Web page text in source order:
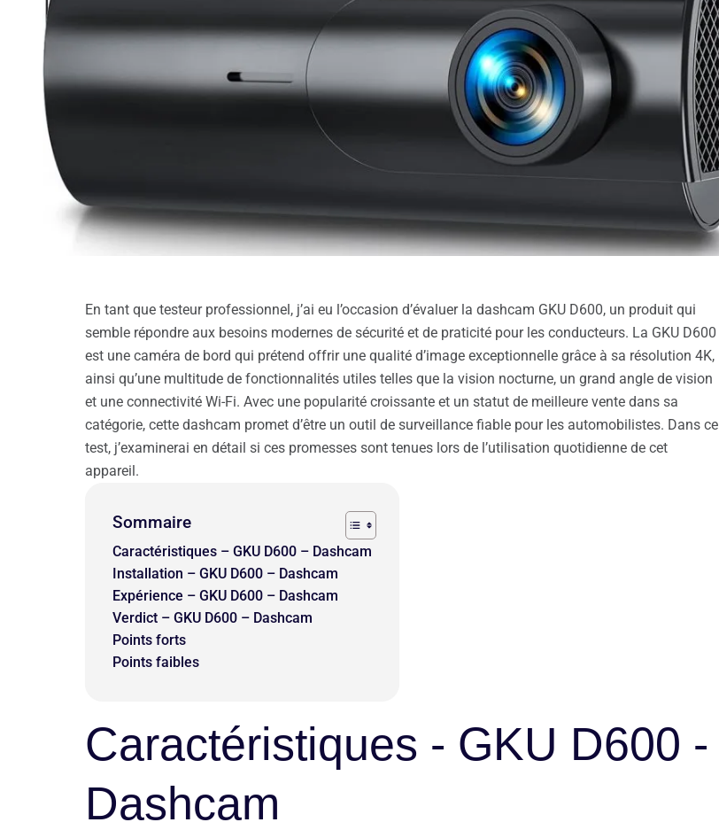
En tant que testeur professionnel, j’ai eu l’occasion d’évaluer la dashcam GKU D600, un produit qui
semble répondre aux besoins modernes de sécurité et de praticité pour les conducteurs. La GKU D600
est une caméra de bord qui prétend offrir une qualité d’image exceptionnelle grâce à sa résolution 4K,
ainsi qu’une multitude de fonctionnalités utiles telles que la vision nocturne, un grand angle de vision
et une connectivité Wi-Fi. Avec une popularité croissante et un statut de meilleure vente dans sa
catégorie, cette dashcam promet d’être un outil de surveillance fiable pour les automobilistes. Dans ce
test, j’examinerai en détail si ces promesses sont tenues lors de l’utilisation quotidienne de cet
appareil.
Sommaire
Caractéristiques – GKU D600 – Dashcam
Installation – GKU D600 – Dashcam
Expérience – GKU D600 – Dashcam
Verdict – GKU D600 – Dashcam
Points forts
Points faibles
Caractéristiques - GKU D600 -
Dashcam